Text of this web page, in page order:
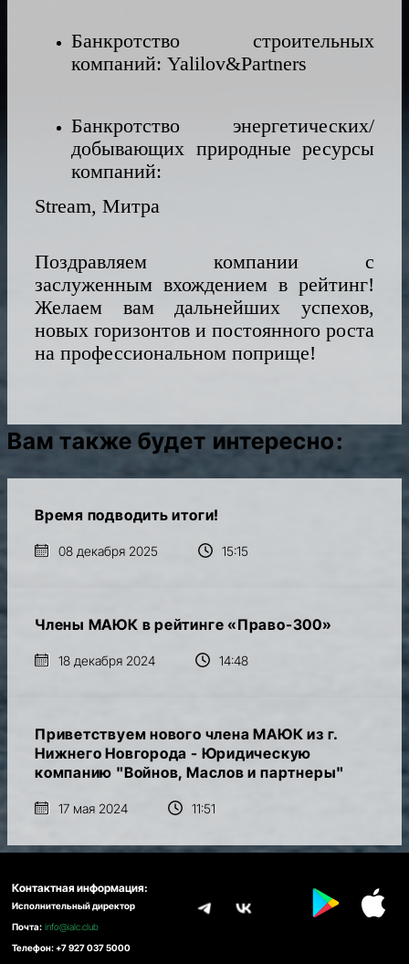
Банкротство строительных
компаний: Yalilov&Partners
Банкротство энергетических/
добывающих природные ресурсы
компаний:
Stream, Митра
Поздравляем компании с
заслуженным вхождением в рейтинг!
Желаем вам дальнейших успехов,
новых горизонтов и постоянного роста
на профессиональном поприще!
Вам также будет интересно:
Время подводить итоги!
08 декабря 2025 15:15
Члены МАЮК в рейтинге «Право-300»
18 декабря 2024 14:48
Приветствуем нового члена МАЮК из г.
Нижнего Новгорода - Юридическую
компанию "Войнов, Маслов и партнеры"
17 мая 2024 11:51
Контактная информация:
Исполнительный директор
Почта: info@ialc.club
Телефон: +7 927 037 5000